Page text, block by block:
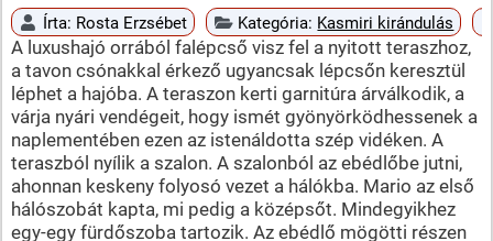
Írta: Rosta Erzsébet Kategória: Kasmiri kirándulás
A luxushajó orrából falépcső visz fel a nyitott teraszhoz,
a tavon csónakkal érkező ugyancsak lépcsőn keresztül
léphet a hajóba. A teraszon kerti garnitúra árválkodik, a
várja nyári vendégeit, hogy ismét gyönyörködhessenek a
naplementében ezen az istenáldotta szép vidéken. A
teraszból nyílik a szalon. A szalonból az ebédlőbe jutni,
ahonnan keskeny folyosó vezet a hálókba. Mario az első
hálószobát kapta, mi pedig a középsőt. Mindegyikhez
egy-egy fürdőszoba tartozik. Az ebédlő mögötti részen